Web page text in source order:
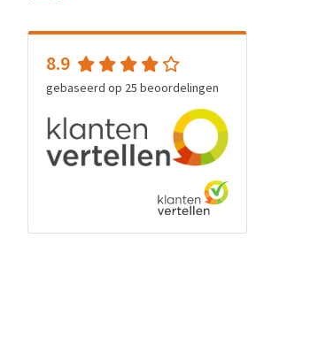
8.9
gebaseerd op 25 beoordelingen